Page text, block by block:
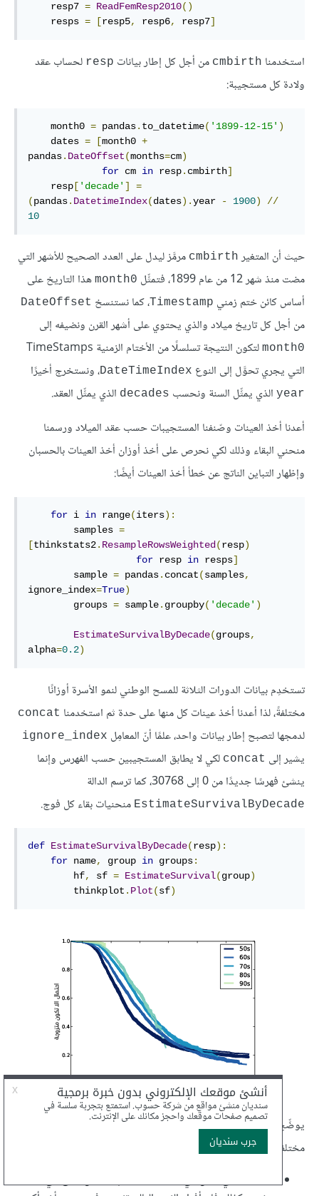
    resp7
= ReadFemResp2010()
    resps
= [resp5, resp6, resp7]
استخدمنا cmbirth من أجل كل إطار بيانات resp لحساب عقد
ولادة كل مستجيبة:
    month0
= pandas. to_datetime( '1899-12-15' )
    dates
= [month0 +
pandas. DateOffset(months=cm)
for cm in resp. cmbirth]
    resp
[ 'decade' ]
=
(pandas. DatetimeIndex(dates).year - 1900)
//
10
حيث أن المتغير cmbirth مرمَّز ليدل على العدد الصحيح للأشهر التي
مضت منذ شهر 12 من عام 1899، فتمثِّل
month0 هذا التاريخ على
أساس كائن ختم زمني Timestamp، كما نستنسخ DateOffset
من أجل كل تاريخ ميلاد والذي يحتوي على أشهر القرن ونضيفه إلى
month0
لتكون النتيجة تسلسلًا من الأختام الزمنية TimeStamps
التي يجري تحوَّل إلى النوع DateTimeIndex، ونستخرج أخيرًا
year الذي يمثِّل السنة ونحسب decades الذي يمثِّل العقد.
أعدنا أخذ العينات وصّنفنا المستجيبات حسب عقد الميلاد ورسمنا
منحني البقاء وذلك لكي نحرص على أخذ أوزان أخذ العينات بالحسبان
وإظهار التباين الناتج عن خطأ أخذ العينات أيضًا:
for i in range(iters):
        samples
=
[thinkstats2. ResampleRowsWeighted(resp)
for resp in resps]
        sample
= pandas. concat(samples,
ignore_index=True)
        groups
= sample. groupby( 'decade' )
EstimateSurvivalByDecade(groups,
alpha=0.2)
تستخدِم بيانات الدورات الثلاثة للمسح الوطني لنمو الأسرة أوزانًا
مختلفةً، لذا أعدنا أخذ عينات كل منها على حدة ثم استخدمنا concat
لدمجها لتصبح إطار بيانات واحد، علمًا أنّ المعامِل ignore_index
يشير إلى concat لكي لا يطابق المستجيبين حسب الفهرس وإنما
ينشئ فهرسًا جديدًا من 0 إلى 30768، كما ترسم الدالة
EstimateSurvivalByDecade منحنيات بقاء كل فوج.
def EstimateSurvivalByDecade(resp):
for name, group in groups:
        hf
, sf = EstimateSurvival(group)
        thinkplot
. Plot(sf)
يوضِّح الشكل السابق منحنيات بقاء المستجيبات اللواتي ولدن ضمن عقود
مختلفة، كما يظهر الشكل السابق النتائج ونرى عدة أنماط فيه وهي:
النساء اللواتي ولدن في الخمسينيات هم أكثر من تزوج في عمر